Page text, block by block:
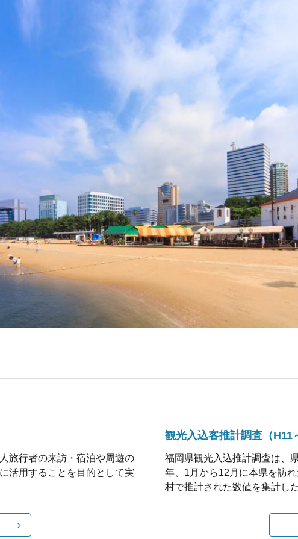
旅行者の来訪・宿泊や周遊の
活用することを目的として実
観光入込客推計調査（H11
福岡県観光入込推計調査は、
年、1月から12月に本県を訪
村で推計された数値を集計し